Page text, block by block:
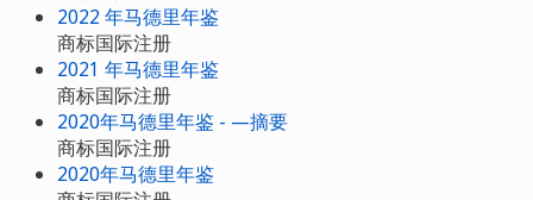
2022 年马德里年鉴
商标国际注册
2021 年马德里年鉴
商标国际注册
2020年马德里年鉴 - —摘要
商标国际注册
2020年马德里年鉴